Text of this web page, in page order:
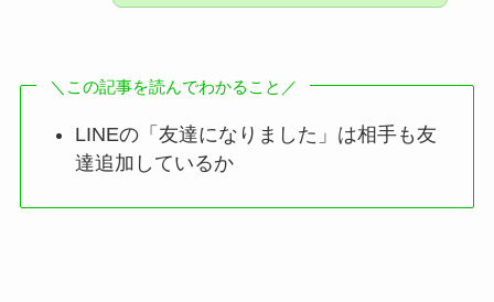
＼この記事を読んでわかること／
LINEの「友達になりました」は相手も友
達追加しているか